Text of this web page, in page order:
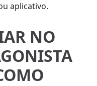
aplicativo.
NO